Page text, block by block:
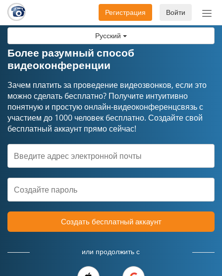
Русский
Войти
Регистрация
Более разумный способ
видеоконференции
Зачем платить за проведение видеозвонков, если это
можно сделать бесплатно? Получите интуитивно
понятную и простую онлайн-видеоконференцсвязь с
участием до 1000 человек бесплатно. Создайте свой
бесплатный аккаунт прямо сейчас!
Создать бесплатный аккаунт
или продолжить с